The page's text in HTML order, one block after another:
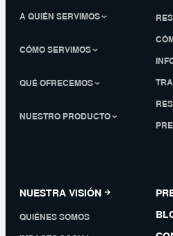
A QUIÉN SERVIMOS
CÓMO SERVIMOS
QUÉ OFRECEMOS
NUESTRO PRODUCTO
NUESTRA VISIÓN
QUIÉNES SOMOS